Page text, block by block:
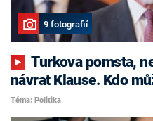
9 fotografií
Turkova pomsta, nekonfliktní Havlíček i
návrat Klause. Kdo
Téma: Politika